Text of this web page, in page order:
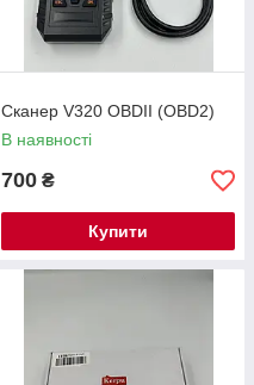
Сканер V320 OBDII (OBD2)
В наявності
700 ₴
Купити